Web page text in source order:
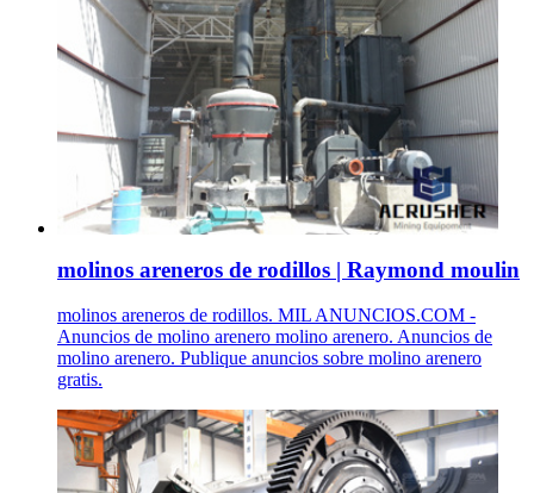
molinos areneros de rodillos | Raymond moulin
molinos areneros de rodillos. MIL ANUNCIOS.COM -
Anuncios de molino arenero molino arenero. Anuncios de
molino arenero. Publique anuncios sobre molino arenero
gratis.